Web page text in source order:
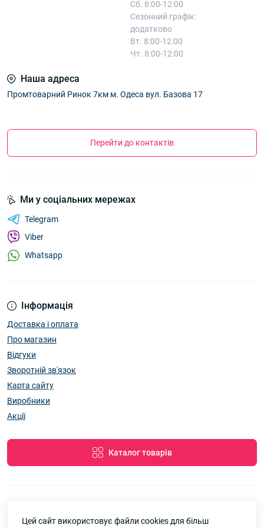
Сб. 8:00-12:00
Сезонний графік:
додатково
Вт. 8:00-12:00
Чт. 8:00-12:00
Наша адреса
Промтоварний Ринок 7км м. Одеса вул. Базова 17
Перейти до контактів
Інформація
Доставка і оплата
Про магазин
Відгуки
Зворотній зв'язок
Карта сайту
Виробники
Акції
Каталог товарів
Ми у соціальних мережах
Telegram
Viber
Whatsapp
7км Одеса — Одяг і аксесуари оптом © 2026
Цей сайт використовує файли cookies для більш